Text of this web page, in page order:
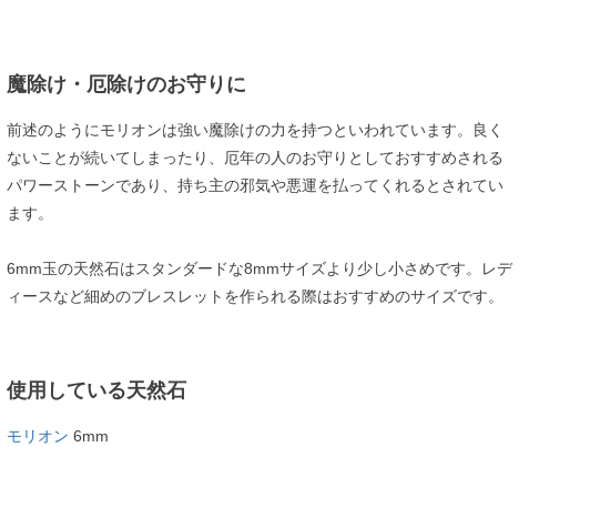
魔除け・厄除けのお守りに
前述のようにモリオンは強い魔除けの力を持つといわれています。良く
ないことが続いてしまったり、厄年の人のお守りとしておすすめされる
パワーストーンであり、持ち主の邪気や悪運を払ってくれるとされてい
ます。
6mm玉の天然石はスタンダードな8mmサイズより少し小さめです。レデ
ィースなど細めのブレスレットを作られる際はおすすめのサイズです。
使用している天然石
モリオン 6mm